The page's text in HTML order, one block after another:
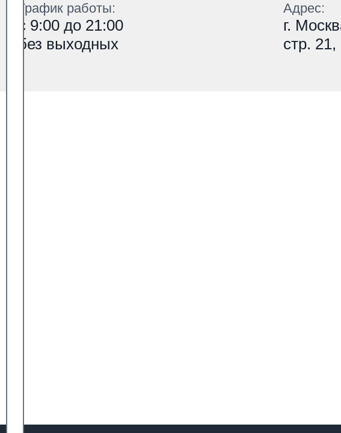
График работы:
с 9:00 до 21:00
без выходных
Адрес:
г.
стр.